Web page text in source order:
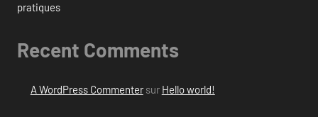
pratiques
Recent Comments
A WordPress Commentersur Hello world!